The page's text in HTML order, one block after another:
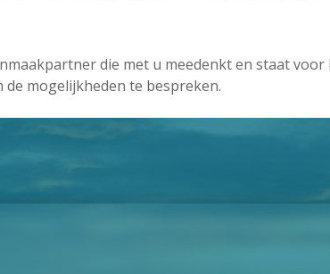
die met u meedenkt en staat
mogelijkheden te bespreken.